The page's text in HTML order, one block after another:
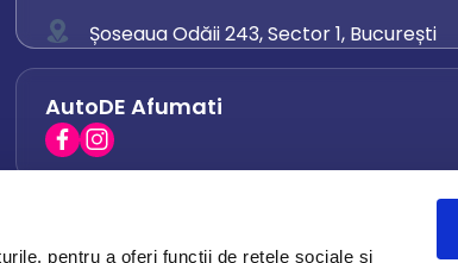
pentru a oferi funcții de rețele sociale și
Șoseaua Odăii 243, Sector 1, București
0742 444 194
office.odaii@autode.ro
AutoDE Afumati